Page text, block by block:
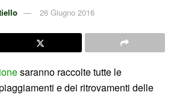
26 Giugno 2016
saranno raccolte tutte le
e dei ritrovamenti delle